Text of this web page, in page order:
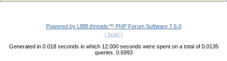
Powered by UBB.threads™ PHP Forum Software 7.6.0
( build )
Generated in 0.018 seconds in which 12.000 seconds were spent on a total of 0.0135
queries. 0.6993